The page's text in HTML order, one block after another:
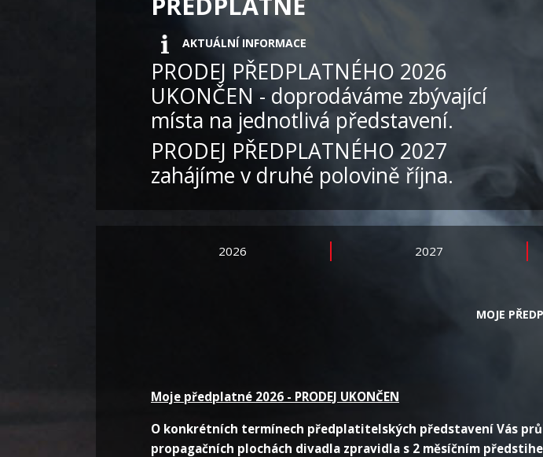
AKTUÁLNÍ INFORMACE
PRODEJ PŘEDPLATNÉHO 2026
UKONČEN - doprodáváme zbývající
místa na jednotlivá představení.
PRODEJ PŘEDPLATNÉHO 2027
zahájíme v druhé polovině října.
2026 2027
MOJE
Moje předplatné 2026 - PRODEJ UKONČEN
O konkrétních termínech předplatitelských představení Vás
propagačních plochách divadla zpravidla s 2 měsíčním